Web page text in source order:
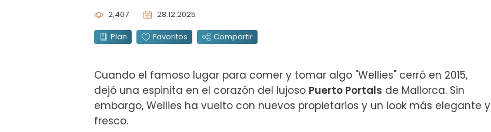
2,407
28.12.2025
Plan
Favoritos Compartir
Cuando el famoso lugar para comer y tomar algo "Wellies" cerró en 2015,
dejó una espinita en el corazón del lujoso Puerto Portals de Mallorca. Sin
embargo, Wellies ha vuelto con nuevos propietarios y un look más elegante y
fresco.